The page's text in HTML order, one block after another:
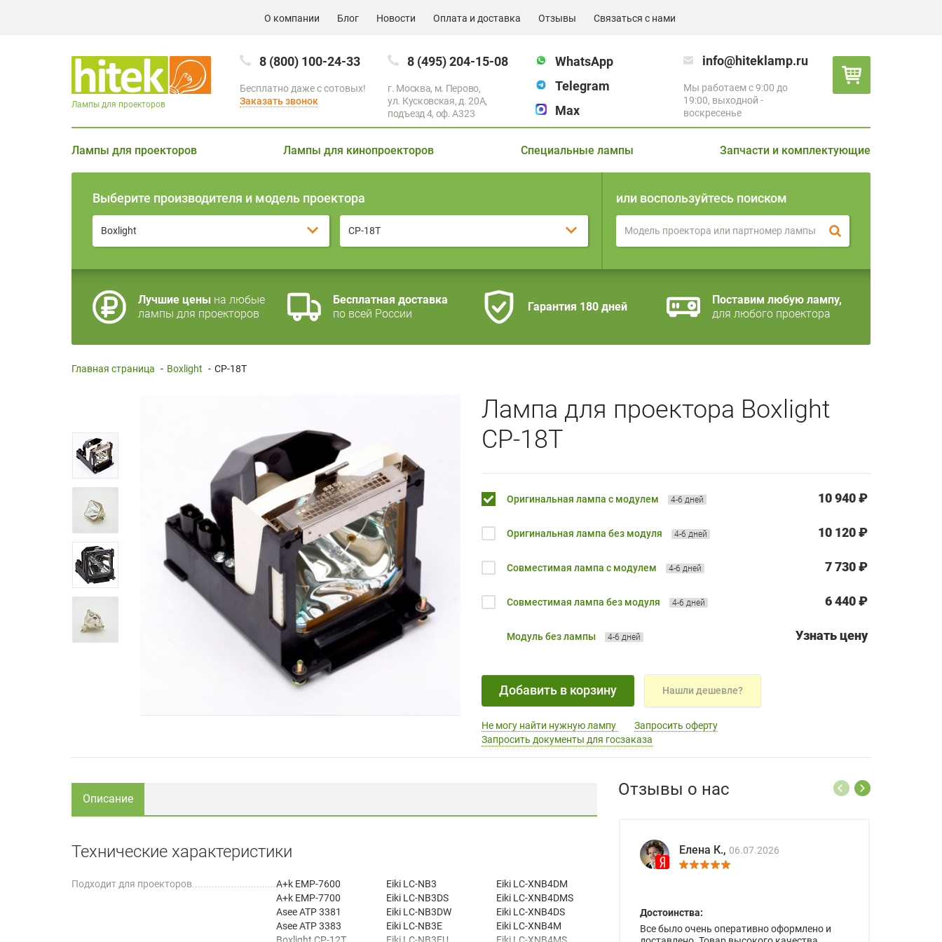
О компании Блог Новости Оплата и доставка Отзывы Связаться с нами
8 (800) 100-24-33
Бесплатно даже с сотовых!
Заказать звонок
8 (495) 204-15-08
г. Москва, м. Перово,
ул. Кусковская, д. 20А,
подъезд 4, оф. A323
WhatsApp
Telegram
Max
info@hiteklamp.ru
Мы работаем с 9:00 до
19:00, выходной -
воскресенье
Лампы для проекторов
Лампы для проекторов Лампы для кинопроекторов Специальные лампы Запчасти и комплектующие
Выберите производителя и модель проектора
Boxlight CP-18T
или воспользуйтесь поиском
Лучшие цены на любые
лампы для проекторов
Бесплатная доставка
по всей России
Гарантия 180 дней
Поставим любую лампу,
для любого проектора
Главная страница - Boxlight - CP-18T
Лампа для проектора Boxlight
CP-18T
Оригинальная лампа с модулем 4-6 дней 10 940 ₽
Оригинальная лампа без модуля 4-6 дней 10 120 ₽
Совместимая лампа с модулем 4-6 дней 7 730 ₽
Совместимая лампа без модуля 4-6 дней 6 440 ₽
Модуль без лампы 4-6 дней Узнать цену
Добавить в корзину Нашли дешевле?
Не могу найти нужную лампу
Запросить оферту
Запросить документы для госзаказа
Отзывы о нас
Елена К., 06.07.2026
Достоинства:
Все было очень оперативно оформлено и
Описание
Технические характеристики
Подходит для проекторов
A+k EMP-7600
A+k EMP-7700
Asee ATP 3381
Asee ATP 3383
Boxlight CP-12T
Eiki LC-NB3
Eiki LC-NB3DS
Eiki LC-NB3DW
Eiki LC-NB3E
Eiki LC-NB3EU
Eiki LC-XNB4DM
Eiki LC-XNB4DMS
Eiki LC-XNB4DS
Eiki LC-XNB4M
Eiki LC-XNB4MS